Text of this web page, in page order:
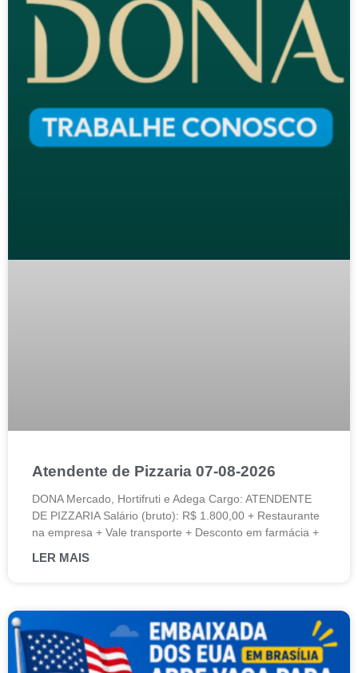
Atendente de Pizzaria 07-08-2026
DONA Mercado, Hortifruti e Adega Cargo: ATENDENTE
DE PIZZARIA Salário (bruto): R$ 1.800,00 + Restaurante
na empresa + Vale transporte + Desconto em farmácia +
LER MAIS